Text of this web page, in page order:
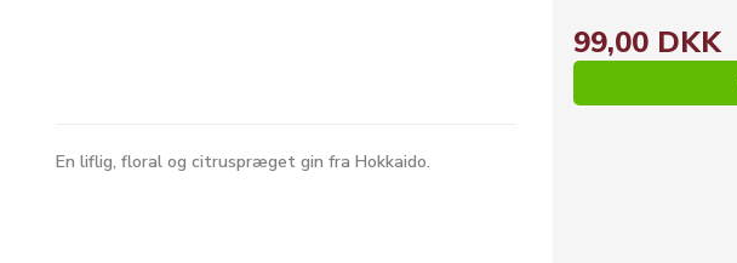
En liflig, floral og citruspræget gin fra Hokkaido.
99,00 DKK